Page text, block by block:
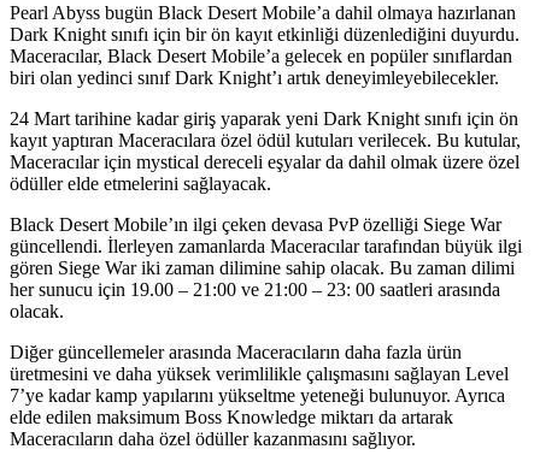
Pearl Abyss bugün Black Desert Mobile’a dahil olmaya hazırlanan
Dark Knight sınıfı için bir ön kayıt etkinliği düzenlediğini duyurdu.
Maceracılar, Black Desert Mobile’a gelecek en popüler sınıflardan
biri olan yedinci sınıf Dark Knight’ı artık deneyimleyebilecekler.
24 Mart tarihine kadar giriş yaparak yeni Dark Knight sınıfı için ön
kayıt yaptıran Maceracılara özel ödül kutuları verilecek. Bu kutular,
Maceracılar için mystical dereceli eşyalar da dahil olmak üzere özel
ödüller elde etmelerini sağlayacak.
Black Desert Mobile’ın ilgi çeken devasa PvP özelliği Siege War
güncellendi. İlerleyen zamanlarda Maceracılar tarafından büyük ilgi
gören Siege War iki zaman dilimine sahip olacak. Bu zaman dilimi
her sunucu için 19.00 – 21:00 ve 21:00 – 23: 00 saatleri arasında
olacak.
Diğer güncellemeler arasında Maceracıların daha fazla ürün
üretmesini ve daha yüksek verimlilikle çalışmasını sağlayan Level
7’ye kadar kamp yapılarını yükseltme yeteneği bulunuyor. Ayrıca
elde edilen maksimum Boss Knowledge miktarı da artarak
Maceracıların daha özel ödüller kazanmasını sağlıyor.